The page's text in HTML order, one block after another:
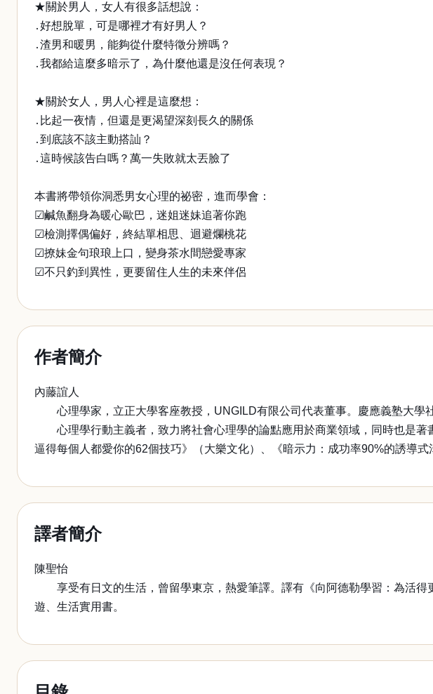
★關於男人，女人有很多話想說：
․好想脫單，可是哪裡才有好男人？
․渣男和暖男，能夠從什麼特徵分辨嗎？
․我都給這麼多暗示了，為什麼他還是沒任何表現？
★關於女人，男人心裡是這麼想：
․比起一夜情，但還是更渴望深刻長久的關係
․到底該不該主動搭訕？
․這時候該告白嗎？萬一失敗就太丟臉了
本書將帶領你洞悉男女心理的祕密，進而學會：
☑鹹魚翻身為暖心歐巴，迷姐迷妹追著你跑
☑檢測擇偶偏好，終結單相思、迴避爛桃花
☑撩妹金句琅琅上口，變身茶水間戀愛專家
☑不只釣到異性，更要留住人生的未來伴侶
作者簡介
內藤誼人
心理學家，立正大學客座教授，UNGILD有限公司代表董事。慶應義塾大學社
心理學行動主義者，致力將社會心理學的論點應用於商業領域，同時也是著
逼得每個人都愛你的62個技巧》（大樂文化）、《暗示力：成功率90%的誘導
譯者簡介
陳聖怡
享受有日文的生活，曾留學東京，熱愛筆譯。譯有《向阿德勒學習：為活得
遊、生活實用書。